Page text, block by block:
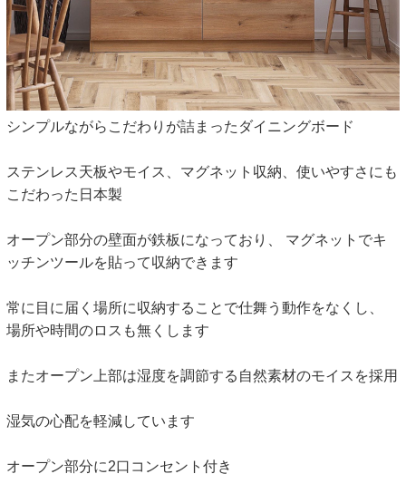
シンプルながらこだわりが詰まったダイニングボード
ステンレス天板やモイス、マグネット収納、使いやすさにも
こだわった日本製
オープン部分の壁面が鉄板になっており、 マグネットでキ
ッチンツールを貼って収納できます
常に目に届く場所に収納することで仕舞う動作をなくし、
場所や時間のロスも無くします
またオープン上部は湿度を調節する自然素材のモイスを採用
湿気の心配を軽減しています
オープン部分に2口コンセント付き